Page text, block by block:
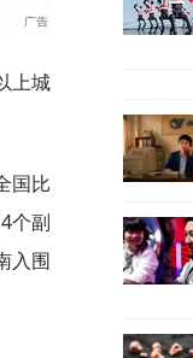
上城
国比
个副
入围